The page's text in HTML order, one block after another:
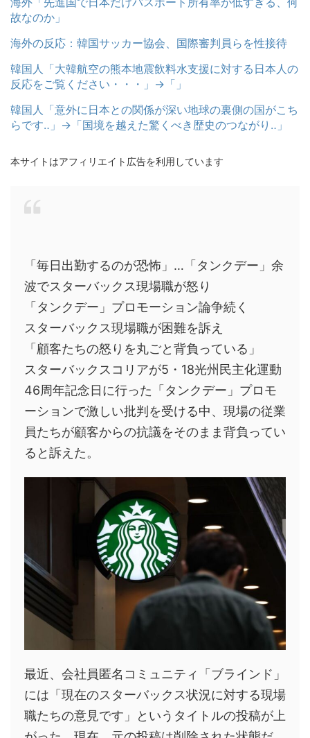
故なのか」
海外の反応：韓国サッカー協会、国際審判員らを性接待
韓国人「大韓航空の熊本地震飲料水支援に対する日本人の
反応をご覧ください・・・」→「」
韓国人「意外に日本との関係が深い地球の裏側の国がこち
らです‥」→「国境を越えた驚くべき歴史のつながり‥」
本サイトはアフィリエイト広告を利用しています
「毎日出勤するのが恐怖」…「タンクデー」余
波でスターバックス現場職が怒り
「タンクデー」プロモーション論争続く
スターバックス現場職が困難を訴え
「顧客たちの怒りを丸ごと背負っている」
スターバックスコリアが5・18光州民主化運動
46周年記念日に行った「タンクデー」プロモ
ーションで激しい批判を受ける中、現場の従業
員たちが顧客からの抗議をそのまま背負ってい
ると訴えた。
最近、会社員匿名コミュニティ「ブラインド」
には「現在のスターバックス状況に対する現場
職たちの意見です」というタイトルの投稿が上